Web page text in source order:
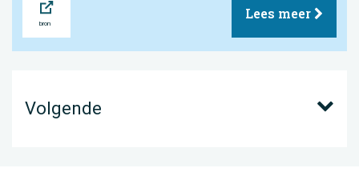
Lees meer
Volgende